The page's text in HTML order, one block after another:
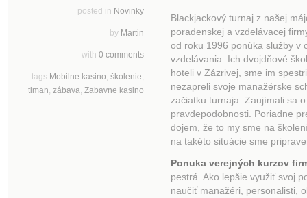
posted in Novinky
by Martin
with 0 comments
tags Mobilne kasino, školenie,
timan, zábava, Zabavne kasino
Blackjackový turnaj z našej
poradenskej a vzdelávacej
od roku 1996 ponúka služby v
vzdelávania. Ich dvojdňové
hoteli v Zázrivej, sme im
nezapreli svoje manažérske
začiatku turnaja. Zaujímali sa
pravdepodobnosti. Poriadne
dojem, že to my sme na
na takéto situácie sme
Ponuka verejných kurzov
pestrá. Ako lepšie využiť svoj
naučiť manažéri, personalisti,